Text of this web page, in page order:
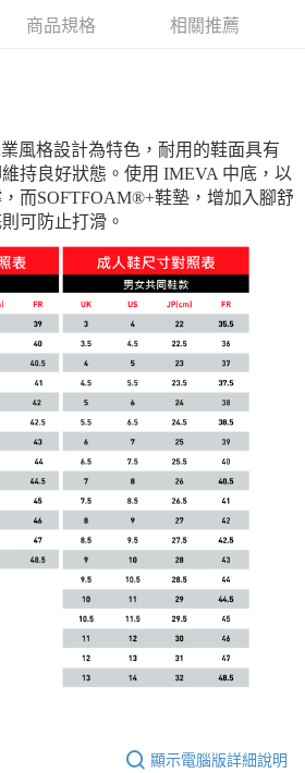
商品規格 相關推薦
風格設計為特色，耐用的鞋面具有
持良好狀態。使用 IMEVA 中底，以
而SOFTFOAM®+鞋墊，增加入腳舒
可防止打滑。
顯示電腦版詳細說明